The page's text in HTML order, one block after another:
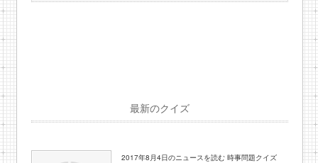
最新のクイズ
2017年8月4日のニュースを読む 時事問題クイズ